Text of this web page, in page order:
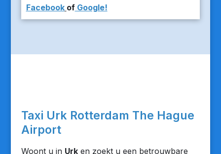
Facebook ofGoogle!
Taxi Urk Rotterdam The Hague
Airport
Woont u in Urken zoekt u een betrouwbare